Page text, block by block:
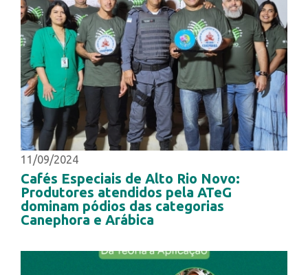
11/09/2024
Cafés Especiais de Alto Rio Novo:
Produtores atendidos pela ATeG
dominam pódios das categorias
Canephora e Arábica